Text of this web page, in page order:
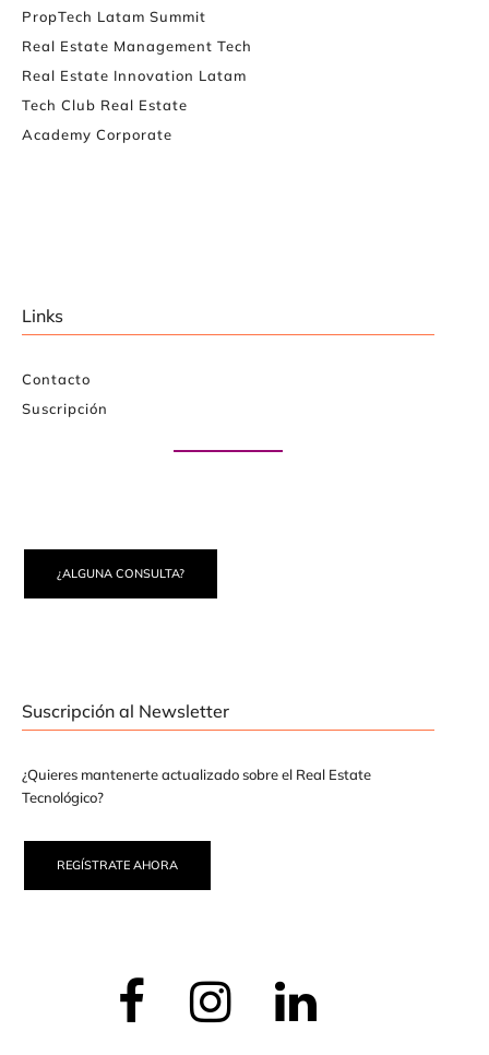
PropTech Latam Summit
Real Estate Management Tech
Real Estate Innovation Latam
Tech Club Real Estate
Academy Corporate
Links
Contacto
Suscripción
¿ALGUNA CONSULTA?
Suscripción al Newsletter
¿Quieres mantenerte actualizado sobre el Real Estate
Tecnológico?
REGÍSTRATE AHORA